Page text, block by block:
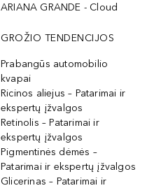
ARIANA GRANDE - Cloud
GROŽIO TENDENCIJOS
Prabangūs automobilio
kvapai
Ricinos aliejus – Patarimai ir
ekspertų įžvalgos
Retinolis – Patarimai ir
ekspertų įžvalgos
Pigmentinės dėmės –
Patarimai ir ekspertų įžvalgos
Glicerinas – Patarimai ir